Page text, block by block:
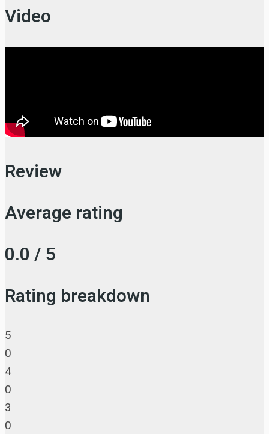
Video
Review
Average rating
0.0 / 5
Rating breakdown
5
0
4
0
3
0